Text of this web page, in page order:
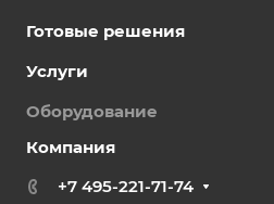
Готовые решения
Услуги
Оборудование
Компания
+7 495-221-71-74